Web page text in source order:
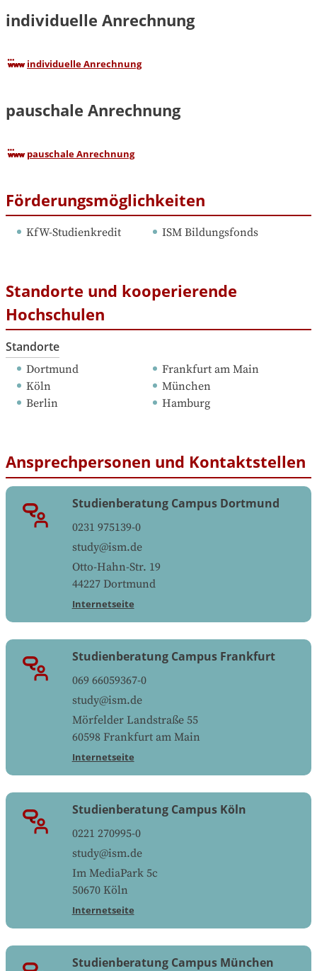
individuelle Anrechnung
individuelle Anrechnung
pauschale Anrechnung
pauschale Anrechnung
Förderungsmöglichkeiten
KfW-Studienkredit ISM Bildungsfonds
Standorte und kooperierende
Hochschulen
Standorte
Dortmund
Frankfurt am Main
Köln
München
Berlin
Hamburg
Ansprechpersonen und Kontaktstellen
Studienberatung Campus Dortmund
0231 975139-0
study@ism.de
Otto-Hahn-Str. 19
44227 Dortmund
Internetseite
Studienberatung Campus Frankfurt
069 66059367-0
study@ism.de
Mörfelder Landstraße 55
60598 Frankfurt am Main
Internetseite
Studienberatung Campus Köln
0221 270995-0
study@ism.de
Im MediaPark 5c
50670 Köln
Internetseite
Studienberatung Campus München